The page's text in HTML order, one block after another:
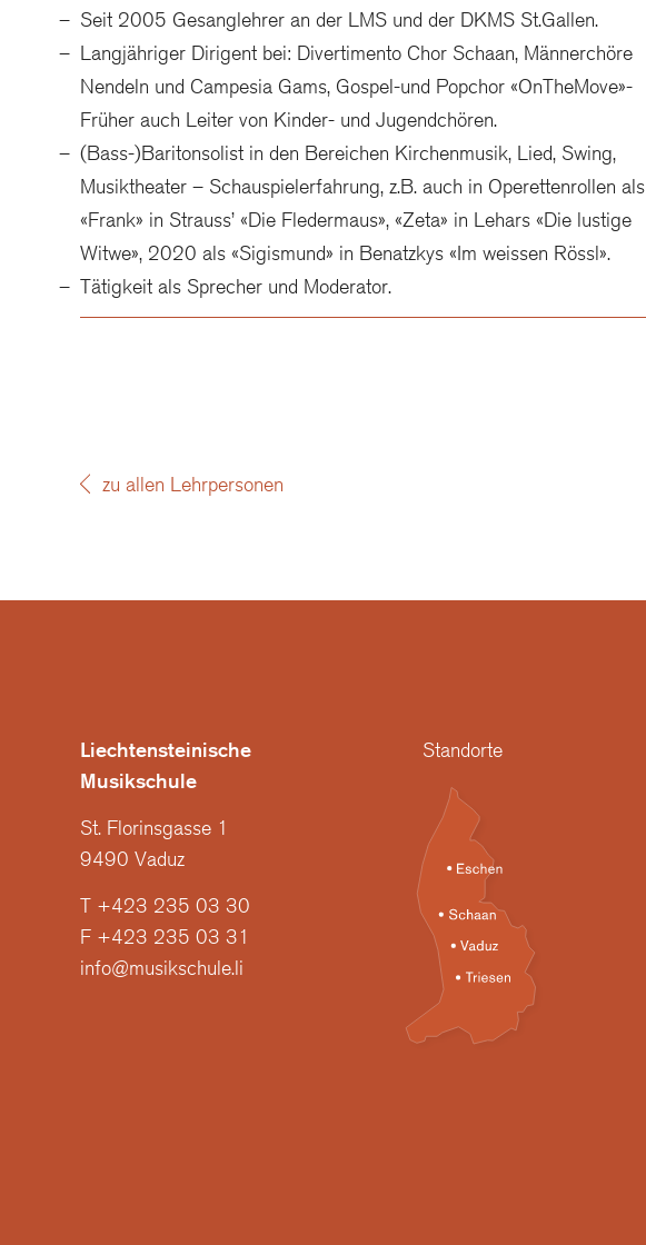
Seit 2005 Gesanglehrer an der LMS und der DKMS St.Gallen.
Langjähriger Dirigent bei: Divertimento Chor Schaan, Männerchöre
Nendeln und Campesia Gams, Gospel-und Popchor «OnTheMove»-
Früher auch Leiter von Kinder- und Jugendchören.
(Bass-)Baritonsolist in den Bereichen Kirchenmusik, Lied, Swing,
Musiktheater – Schauspielerfahrung, z.B. auch in Operettenrollen als
«Frank» in Strauss’ «Die Fledermaus», «Zeta» in Lehars «Die lustige
Witwe», 2020 als «Sigismund» in Benatzkys «Im weissen Rössl».
Tätigkeit als Sprecher und Moderator.
zu allen Lehrpersonen
Liechtensteinische
Musikschule
St. Florinsgasse 1
9490 Vaduz
T +423 235 03 30
F +423 235 03 31
info@musikschule.li
Standorte